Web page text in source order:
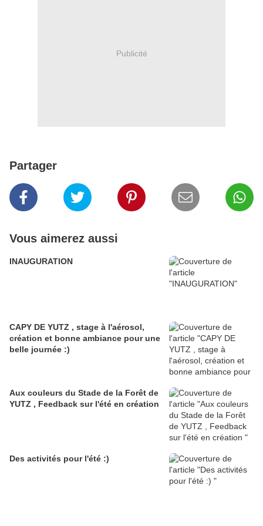
Publicité
Partager
Vous aimerez aussi
INAUGURATION
CAPY DE YUTZ , stage à l'aérosol,
création et bonne ambiance pour une
belle journée :)
Aux couleurs du Stade de la Forêt de
YUTZ , Feedback sur l'été en création
Des activités pour l'été :)